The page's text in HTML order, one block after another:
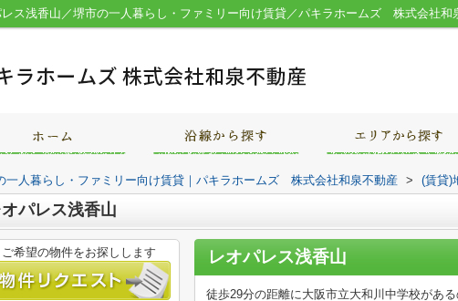
レス浅香山／堺市の一人暮らし・ファミリー向け賃貸／パキラホームズ 株式会社和
一人暮らし・ファミリー向け賃貸｜パキラホームズ 株式会社和泉不動産 > (賃貸)
オパレス浅香山
レオパレス浅香山
徒歩29分の距離に大阪市立大和川中学校があ
希望の物件をお探しします